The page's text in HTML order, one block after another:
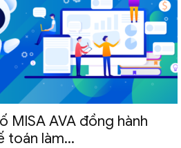
MISA AVA đồng hành
toán làm...